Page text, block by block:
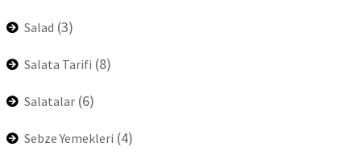
Salad (3)
Salata Tarifi (8)
Salatalar (6)
Sebze Yemekleri (4)